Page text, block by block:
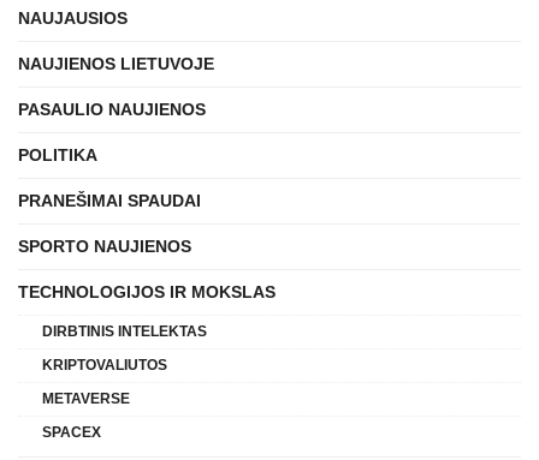
NAUJAUSIOS
NAUJIENOS LIETUVOJE
PASAULIO NAUJIENOS
POLITIKA
PRANEŠIMAI SPAUDAI
SPORTO NAUJIENOS
TECHNOLOGIJOS IR MOKSLAS
DIRBTINIS INTELEKTAS
KRIPTOVALIUTOS
METAVERSE
SPACEX